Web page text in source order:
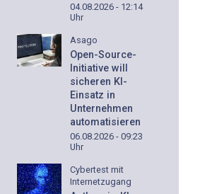
04.08.2026 - 12:14
Uhr
Asago
Open-Source-
Initiative will
sicheren KI-
Einsatz in
Unternehmen
automatisieren
06.08.2026 - 09:23
Uhr
Cybertest mit
Internetzugang